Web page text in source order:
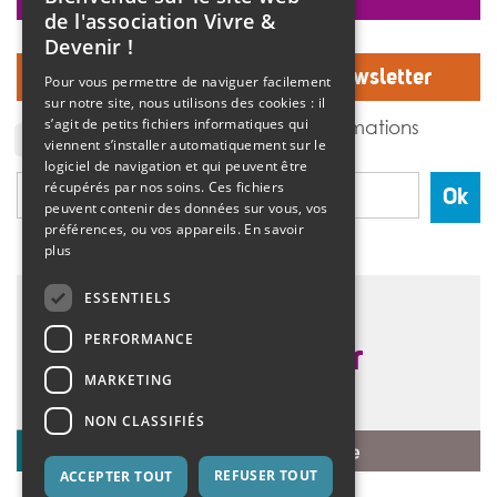
>>Lire la suite
Inscrivez-vous à notre Newsletter
J'accepte de recevoir des informations
de l'association Vivre et devenir.
Ok
de l'association Vivre &
Devenir !
Pour vous permettre de naviguer facilement
sur notre site, nous utilisons des cookies : il
s’agit de petits fichiers informatiques qui
viennent s’installer automatiquement sur le
logiciel de navigation et qui peuvent être
récupérés par nos soins. Ces fichiers
peuvent contenir des données sur vous, vos
préférences, ou vos appareils. En savoir
plus
ESSENTIELS
PERFORMANCE
MARKETING
NON CLASSIFIÉS
ACCEPTER TOUT REFUSER TOUT